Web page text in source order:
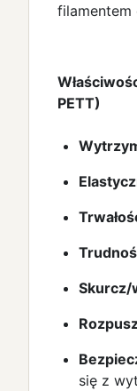
filamentem
PETT)
Skurcz/
się z